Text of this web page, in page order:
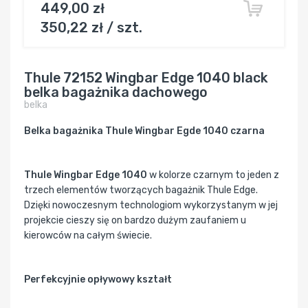
449,00 zł
350,22 zł / szt.
Thule 72152 Wingbar Edge 1040 black
belka bagażnika dachowego
belka
Belka bagażnika Thule Wingbar Egde 1040 czarna
Thule Wingbar Edge 1040 w kolorze czarnym to jeden z
trzech elementów tworzących bagażnik Thule Edge.
Dzięki nowoczesnym technologiom wykorzystanym w jej
projekcie cieszy się on bardzo dużym zaufaniem u
kierowców na całym świecie.
Perfekcyjnie opływowy kształt